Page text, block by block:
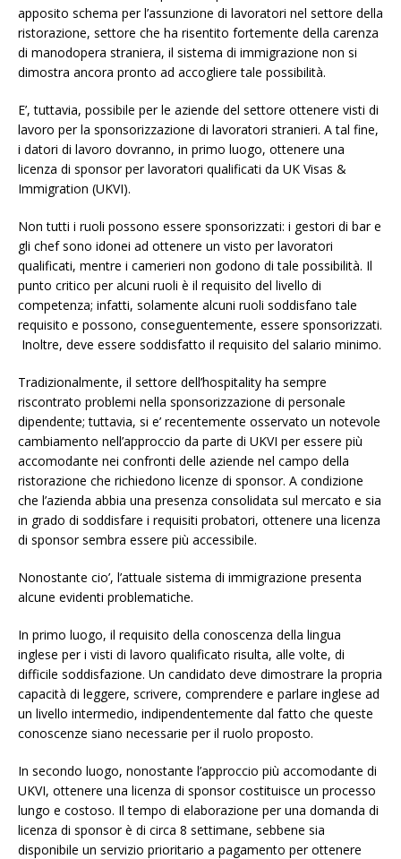
apposito schema per l’assunzione di lavoratori nel settore della
ristorazione, settore che ha risentito fortemente della carenza
di manodopera straniera, il sistema di immigrazione non si
dimostra ancora pronto ad accogliere tale possibilità.
E’, tuttavia, possibile per le aziende del settore ottenere visti di
lavoro per la sponsorizzazione di lavoratori stranieri. A tal fine,
i datori di lavoro dovranno, in primo luogo, ottenere una
licenza di sponsor per lavoratori qualificati da UK Visas &
Immigration (UKVI).
Non tutti i ruoli possono essere sponsorizzati: i gestori di bar e
gli chef sono idonei ad ottenere un visto per lavoratori
qualificati, mentre i camerieri non godono di tale possibilità. Il
punto critico per alcuni ruoli è il requisito del livello di
competenza; infatti, solamente alcuni ruoli soddisfano tale
requisito e possono, conseguentemente, essere sponsorizzati.
Inoltre, deve essere soddisfatto il requisito del salario minimo.
Tradizionalmente, il settore dell’hospitality ha sempre
riscontrato problemi nella sponsorizzazione di personale
dipendente; tuttavia, si e’ recentemente osservato un notevole
cambiamento nell’approccio da parte di UKVI per essere più
accomodante nei confronti delle aziende nel campo della
ristorazione che richiedono licenze di sponsor. A condizione
che l’azienda abbia una presenza consolidata sul mercato e sia
in grado di soddisfare i requisiti probatori, ottenere una licenza
di sponsor sembra essere più accessibile.
Nonostante cio’, l’attuale sistema di immigrazione presenta
alcune evidenti problematiche.
In primo luogo, il requisito della conoscenza della lingua
inglese per i visti di lavoro qualificato risulta, alle volte, di
difficile soddisfazione. Un candidato deve dimostrare la propria
capacità di leggere, scrivere, comprendere e parlare inglese ad
un livello intermedio, indipendentemente dal fatto che queste
conoscenze siano necessarie per il ruolo proposto.
In secondo luogo, nonostante l’approccio più accomodante di
UKVI, ottenere una licenza di sponsor costituisce un processo
lungo e costoso. Il tempo di elaborazione per una domanda di
licenza di sponsor è di circa 8 settimane, sebbene sia
disponibile un servizio prioritario a pagamento per ottenere